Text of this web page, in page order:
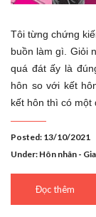
Tôi từng chứng
buồn làm gì. Giỏi
quá đát ấy là
hôn so với kết
kết hôn thì có
Posted: 13/10/2021
Under: Hôn nhân -
Đọc thêm